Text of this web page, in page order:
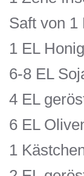
Saft von 1
1 EL Honig
6-8 EL
4 EL
6 EL
1